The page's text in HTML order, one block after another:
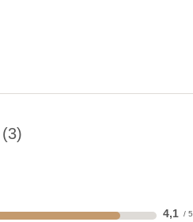
3
4,1